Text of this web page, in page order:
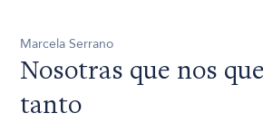
Marcela Serrano
Nosotras que nos
tanto